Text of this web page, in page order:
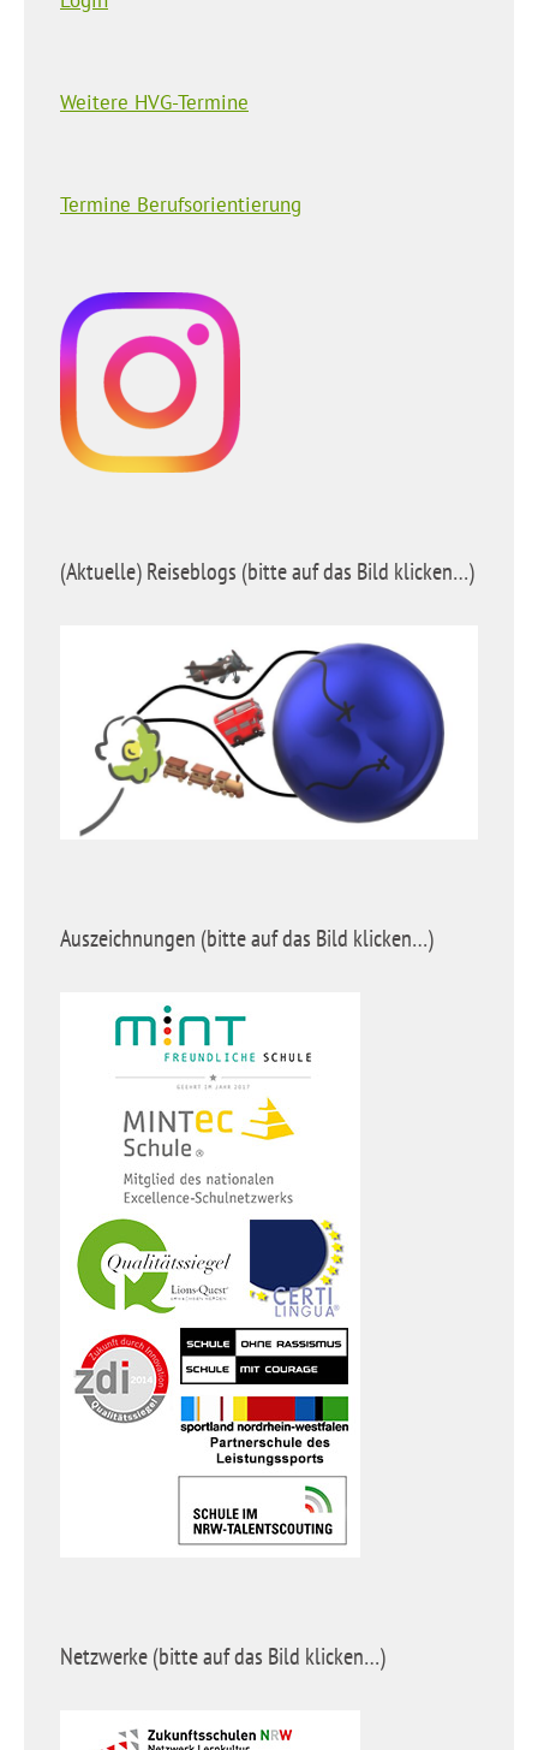
Weitere HVG-Termine
Termine Berufsorientierung
(Aktuelle) Reiseblogs (bitte auf das Bild klicken…)
Auszeichnungen (bitte auf das Bild klicken…)
Netzwerke (bitte auf das Bild klicken…)